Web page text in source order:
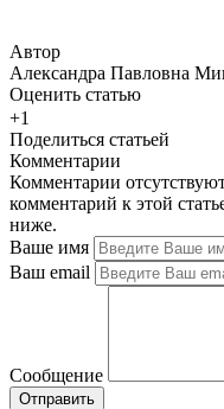
Автор
Александра Павловна
Оценить статью
+1
Поделиться статьей
Комментарии
Комментарии
комментарий к этой
ниже.
Ваше имя
Ваш email
Сообщение